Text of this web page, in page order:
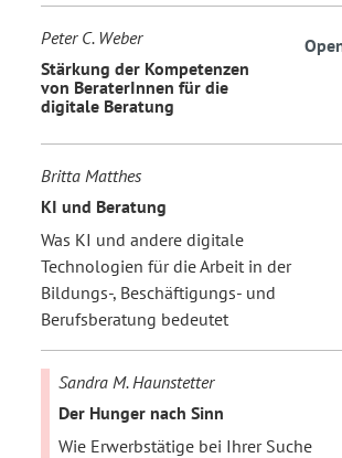
Peter C. Weber
Stärkung der Kompetenzen
von BeraterInnen für die
digitale Beratung
Britta Matthes
KI und Beratung
Was KI und andere digitale
Technologien für die Arbeit in der
Bildungs-, Beschäftigungs- und
Berufsberatung bedeutet
Sandra M. Haunstetter
Der Hunger nach Sinn
Wie Erwerbstätige bei Ihrer Suche